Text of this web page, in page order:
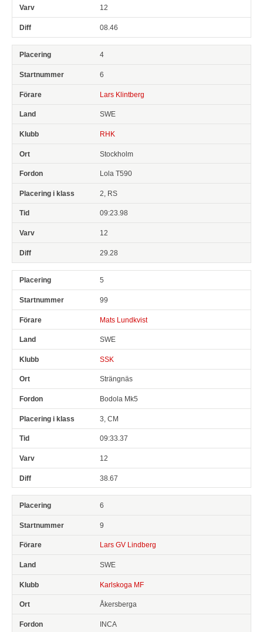
12
08.46
4
6
Lars Klintberg
SWE
RHK
Stockholm
Lola T590
2, RS
09:23.98
12
29.28
5
99
Mats Lundkvist
SWE
SSK
Strängnäs
Bodola Mk5
3, CM
09:33.37
12
38.67
6
9
Lars GV Lindberg
SWE
Karlskoga MF
Åkersberga
INCA